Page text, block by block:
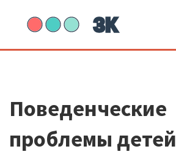
Поведенческие
проблемы детей